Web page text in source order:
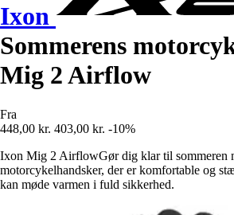
Ixon
Sommerens
Mig 2 Airflow
Fra
448,00 kr. 403,00 kr. -10%
Ixon Mig 2 AirflowGør dig klar til sommeren
motorcykelhandsker, der er komfortable og
kan møde varmen i fuld sikkerhed.